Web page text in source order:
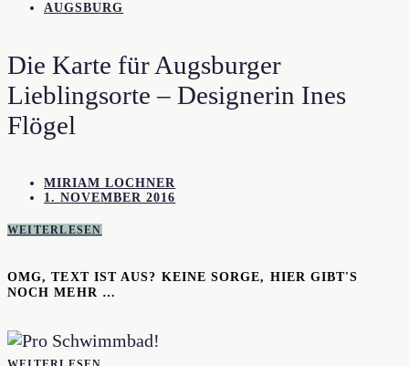
AUGSBURG
Die Karte für Augsburger
Lieblingsorte – Designerin Ines
Flögel
MIRIAM LOCHNER
1. NOVEMBER 2016
WEITERLESEN
OMG, TEXT IST AUS? KEINE SORGE, HIER GIBT'S
NOCH MEHR …